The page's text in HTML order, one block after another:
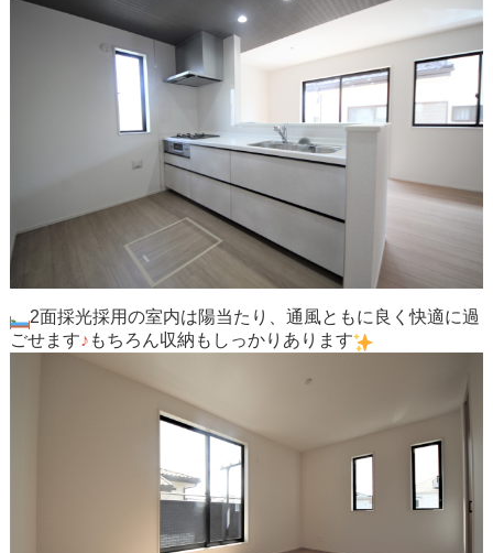
2面採光採用の室内は陽当たり、通風ともに良く快適に過
ごせます♪ もちろん収納もしっかりあります